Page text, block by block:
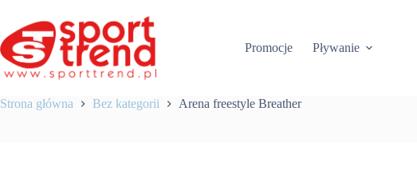
treści
Promocje
Pływanie
Strona główna Bez kategorii Arena freestyle Breather